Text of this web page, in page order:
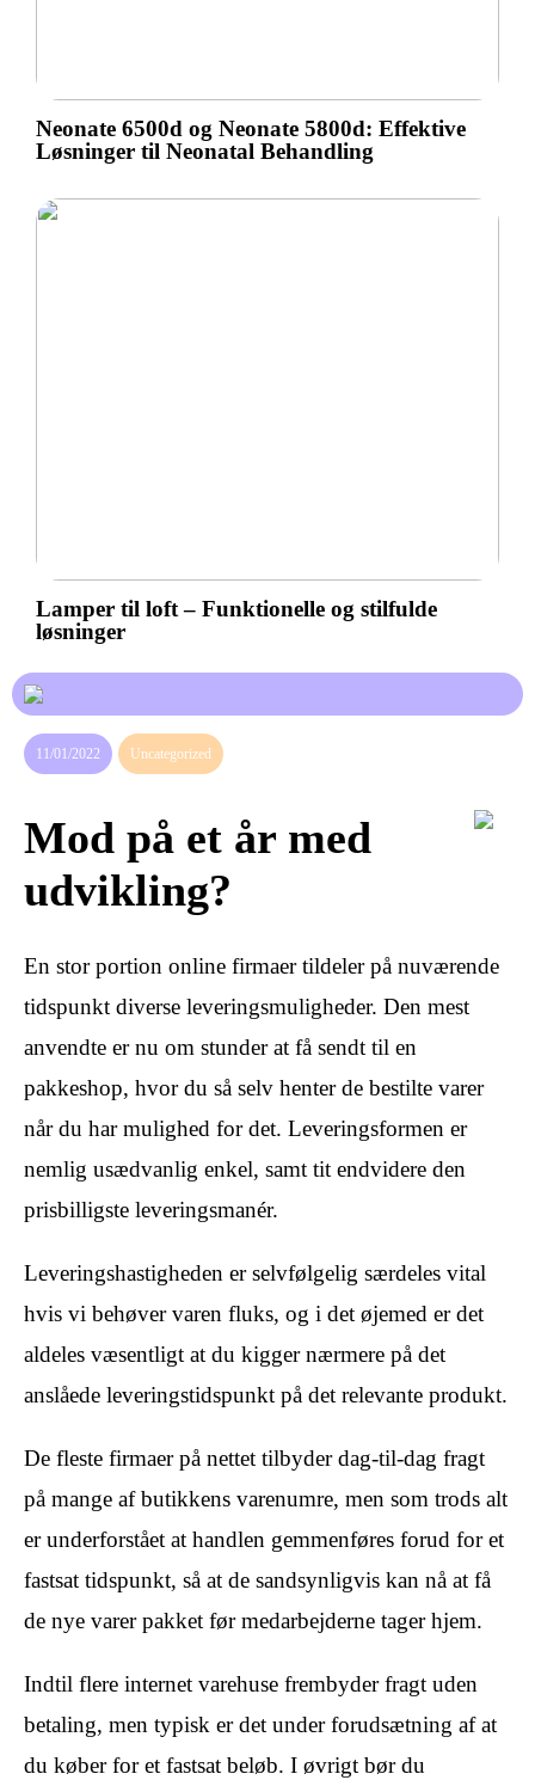
Neonate 6500d og Neonate 5800d: Effektive
Løsninger til Neonatal Behandling
Lamper til loft – Funktionelle og stilfulde
løsninger
11/01/2022 Uncategorized
Mod på et år med
udvikling?
En stor portion online firmaer tildeler på nuværende
tidspunkt diverse leveringsmuligheder. Den mest
anvendte er nu om stunder at få sendt til en
pakkeshop, hvor du så selv henter de bestilte varer
når du har mulighed for det. Leveringsformen er
nemlig usædvanlig enkel, samt tit endvidere den
prisbilligste leveringsmanér.
Leveringshastigheden er selvfølgelig særdeles vital
hvis vi behøver varen fluks, og i det øjemed er det
aldeles væsentligt at du kigger nærmere på det
anslåede leveringstidspunkt på det relevante produkt.
De fleste firmaer på nettet tilbyder dag-til-dag fragt
på mange af butikkens varenumre, men som trods alt
er underforstået at handlen gemmenføres forud for et
fastsat tidspunkt, så at de sandsynligvis kan nå at få
de nye varer pakket før medarbejderne tager hjem.
Indtil flere internet varehuse frembyder fragt uden
betaling, men typisk er det under forudsætning af at
du køber for et fastsat beløb. I øvrigt bør du